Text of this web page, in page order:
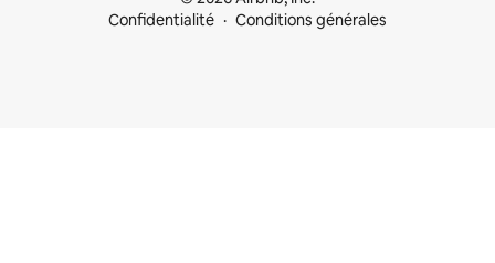
Confidentialité
Conditions générales